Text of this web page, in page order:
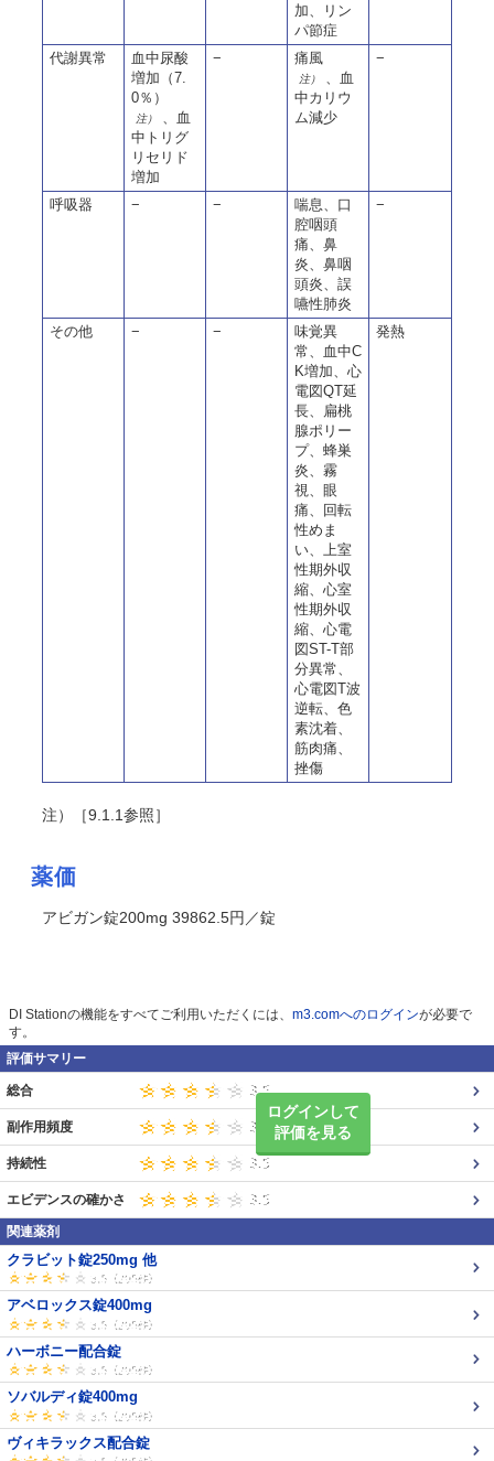
加、リン
パ節症
代謝異常
血中尿酸
増加（7.
0％）
注）
、血
中トリグ
リセリド
増加
− 痛風
注）
、血
中カリウ
ム減少
−
呼吸器 − −
喘息、口
腔咽頭
痛、鼻
炎、鼻咽
頭炎、誤
嚥性肺炎
−
その他 − −
味覚異
常、血中C
K増加、心
電図QT延
長、扁桃
腺ポリー
プ、蜂巣
炎、霧
視、眼
痛、回転
性めま
い、上室
性期外収
縮、心室
性期外収
縮、心電
図ST-T部
分異常、
心電図T波
逆転、色
素沈着、
筋肉痛、
挫傷
発熱
注）［9.1.1参照］
薬価
アビガン錠200mg 39862.5円／錠
DI Stationの機能をすべてご利用いただくには、 m3.comへのログインが必要で
す。
評価サマリー
ログインして
評価を見る
総合
副作用頻度
持続性
エビデンスの確かさ
関連薬剤
クラビット錠250mg 他
アベロックス錠400mg
ハーボニー配合錠
ソバルディ錠400mg
ヴィキラックス配合錠